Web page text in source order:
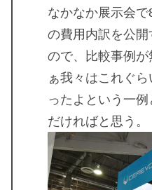
なかなか展示会
の費用内訳を公
ので、比較事例
ぁ我々はこれぐ
ったよという一
だければと思う。